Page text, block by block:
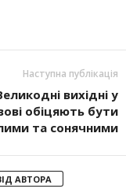
Наступна публікація
вихідні у
обіцяють бути
та сонячними
АВТОРА